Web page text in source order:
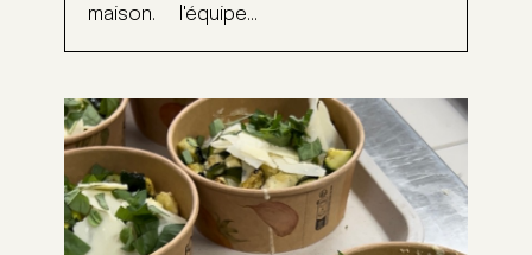
maison. l'équipe...